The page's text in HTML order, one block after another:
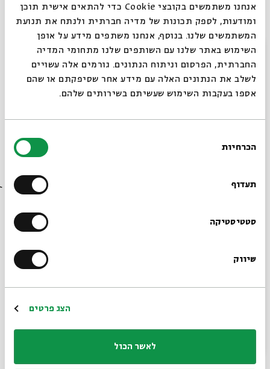
אנחנו משתמשים בקובצי Cookie כדי להתאים אישית תוכן
ומודעות, לספק תכונות של מדיה חברתית ולנתח את תנועת
המשתמשים שלנו. בנוסף, אנחנו משתפים מידע על אופן
השימוש באתר שלנו עם השותפים שלנו מתחומי המדיה
החברתית, הפרסום וניתוח הנתונים. גורמים אלה עשויים
לשלב את הנתונים האלה עם מידע אחר שסיפקתם או שהם
אספו בעקבות השימוש שעשיתם בשירותים שלהם.
הסכמה
הכרחיות
תעדוף
סטטיסטיקה
שיווק
הצג פרטים
לאשר הכול
יוטיוב
קבלו טעימה מפסטיבל סיפור.עם 2016:
יוטיוב
שיתוף הוספה ליומן הרשמה לאירועים דומים
סגור